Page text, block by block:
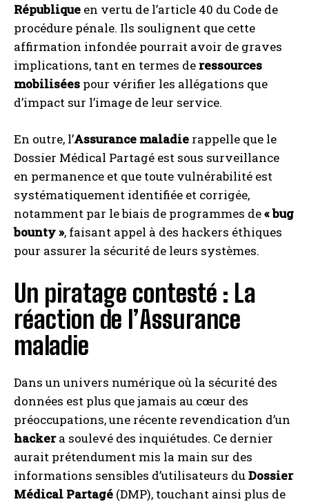
République en vertu de l’article 40 du Code de
procédure pénale. Ils soulignent que cette
affirmation infondée pourrait avoir de graves
implications, tant en termes de ressources
mobilisées pour vérifier les allégations que
d’impact sur l’image de leur service.
En outre, l’Assurance maladie rappelle que le
Dossier Médical Partagé est sous surveillance
en permanence et que toute vulnérabilité est
systématiquement identifiée et corrigée,
notamment par le biais de programmes de« bug
bounty », faisant appel à des hackers éthiques
pour assurer la sécurité de leurs systèmes.
Un piratage contesté : La
réaction de l’Assurance
maladie
Dans un univers numérique où la sécurité des
données est plus que jamais au cœur des
préoccupations, une récente revendication d’un
hackera soulevé des inquiétudes. Ce dernier
aurait prétendument mis la main sur des
informations sensibles d’utilisateurs duDossier
Médical Partagé (DMP), touchant ainsi plus de